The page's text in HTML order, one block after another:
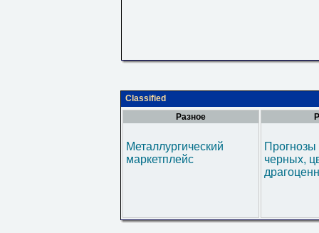
Classified
Разное
Металлургический
маркетплейс
черных,